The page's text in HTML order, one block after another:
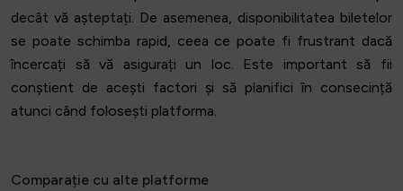
decât vă așteptați. De asemenea, disponibilitatea biletelor
se poate schimba rapid, ceea ce poate fi frustrant dacă
încercați să vă asigurați un loc. Este important să fii
conștient de acești factori și să planifici în consecință
atunci când folosești platforma.
Comparație cu alte platforme